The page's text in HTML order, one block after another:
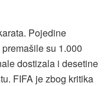
Pojedine
su 1.000
dostizala i desetine
FIFA je zbog kritika